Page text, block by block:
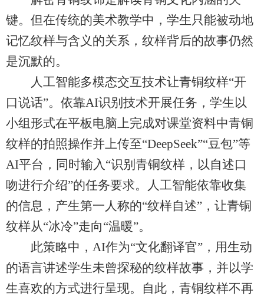
键。但在传统的美术教学中，学生只能被动地
记忆纹样与含义的关系，纹样背后的故事仍然
是沉默的。
人工智能多模态交互技术让青铜纹样“开
口说话”。依靠AI识别技术开展任务，学生以
小组形式在平板电脑上完成对课堂资料中青铜
纹样的拍照操作并上传至“DeepSeek”“豆包”等
AI平台，同时输入“识别青铜纹样，以自述口
吻进行介绍”的任务要求。人工智能依靠收集
的信息，产生第一人称的“纹样自述”，让青铜
纹样从“冰冷”走向“温暖”。
此策略中，AI作为“文化翻译官”，用生动
的语言讲述学生未曾探秘的纹样故事，并以学
生喜欢的方式进行呈现。自此，青铜纹样不再